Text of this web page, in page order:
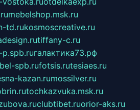
mebelshop.msk.ru
td.rukosmoscreative.ru
tiffany-c.ru
галактика73.рф
spb.rufotsis.rutesiaes.ru
kazan.rumossilver.ru
tochkazvuka.msk.ru
clubtibet.ruorior-aks.ru